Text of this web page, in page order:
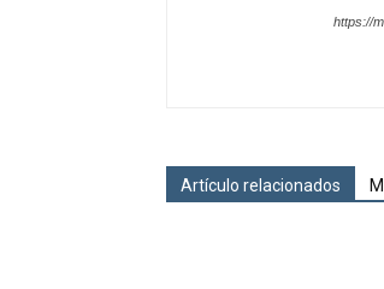
https://
Artículo relacionados